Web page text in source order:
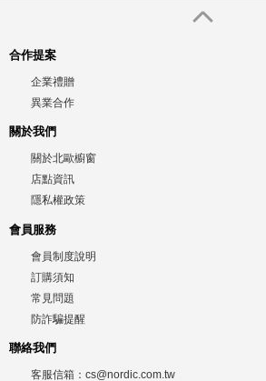
合作提案
企業禮贈
異業合作
關於我們
關於北歐櫥窗
店點資訊
隱私權政策
會員服務
會員制度說明
訂購須知
常見問題
防詐騙提醒
聯絡我們
客服信箱： cs@nordic.com.tw